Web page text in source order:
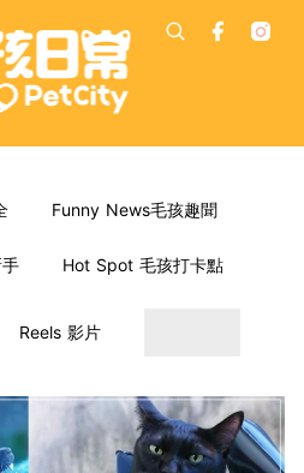
Funny News毛孩趣聞
Hot Spot 毛孩打卡點
Reels 影片